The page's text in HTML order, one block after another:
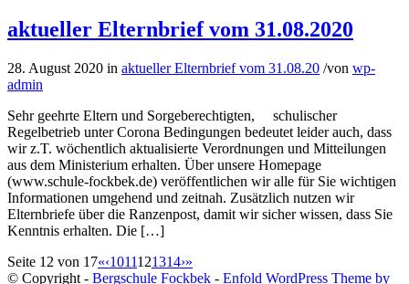
aktueller Elternbrief vom 31.08.2020
28. August 2020 in aktueller Elternbrief vom 31.08.20 /von wp-
admin
Sehr geehrte Eltern und Sorgeberechtigten, schulischer
Regelbetrieb unter Corona Bedingungen bedeutet leider auch, dass
wir z.T. wöchentlich aktualisierte Verordnungen und Mitteilungen
aus dem Ministerium erhalten. Über unsere Homepage
(www.schule-fockbek.de) veröffentlichen wir alle für Sie wichtigen
Informationen umgehend und zeitnah. Zusätzlich nutzen wir
Elternbriefe über die Ranzenpost, damit wir sicher wissen, dass Sie
Kenntnis erhalten. Die […]
Seite 12 von 17«‹1011121314›»
© Copyright - Bergschule Fockbek - Enfold WordPress Theme by